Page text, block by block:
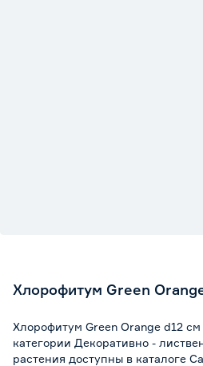
Хлорофитум Green
Хлорофитум Green Orange d12
категории Декоративно -
растения доступны в каталоге